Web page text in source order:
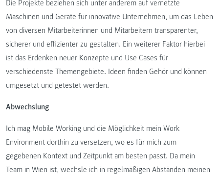
Die Projekte beziehen sich unter anderem auf vernetzte
Maschinen und Geräte für innovative Unternehmen, um das Leben
von diversen Mitarbeiterinnen und Mitarbeitern transparenter,
sicherer und effizienter zu gestalten. Ein weiterer Faktor hierbei
ist das Erdenken neuer Konzepte und Use Cases für
verschiedenste Themengebiete. Ideen finden Gehör und können
umgesetzt und getestet werden.
Abwechslung
Ich mag Mobile Working und die Möglichkeit mein Work
Environment dorthin zu versetzen, wo es für mich zum
gegebenen Kontext und Zeitpunkt am besten passt. Da mein
Team in Wien ist, wechsle ich in regelmäßigen Abständen meinen